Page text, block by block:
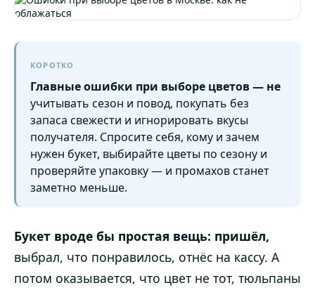
КОРОТКО
Главные ошибки при выборе цветов — не
учитывать сезон и повод, покупать без
запаса свежести и игнорировать вкусы
получателя. Спросите себя, кому и зачем
нужен букет, выбирайте цветы по сезону и
проверяйте упаковку — и промахов станет
заметно меньше.
Букет вроде бы простая вещь: пришёл,
выбрал, что понравилось, отнёс на кассу. А
потом оказывается, что цвет не тот, тюльпаны